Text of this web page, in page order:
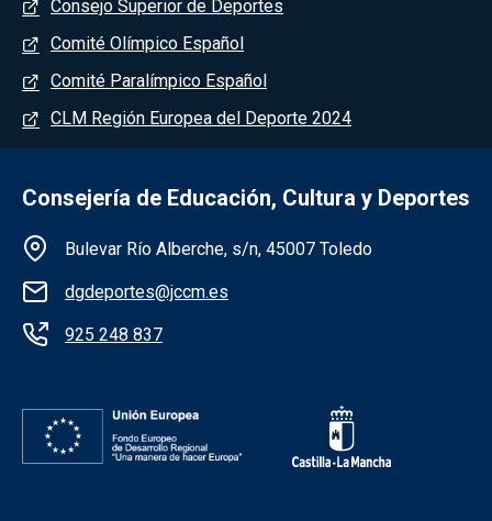
Consejo Superior de Deportes
Comité Olímpico Español
Comité Paralímpico Español
CLM Región Europea del Deporte 2024
Consejería de Educación, Cultura y Deportes
Información de la institución
Bulevar Río Alberche, s/n, 45007 Toledo
dgdeportes@jccm.es
925 248 837